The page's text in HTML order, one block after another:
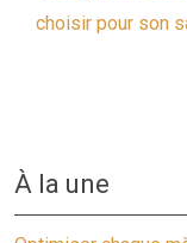
choisir pour son
À la une